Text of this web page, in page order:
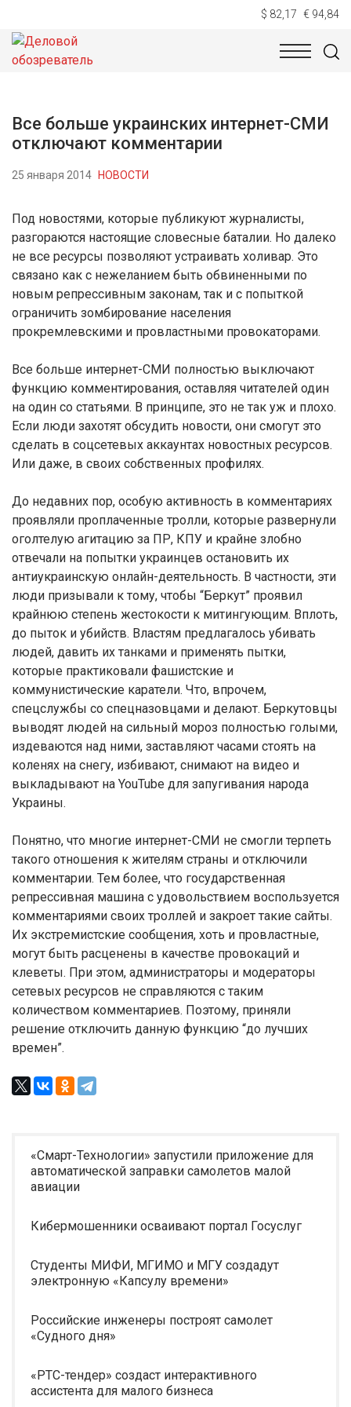
$ 82,17 € 94,84
НОВОСТИ
Все больше украинских интернет-СМИ
отключают комментарии
25 января 2014 НОВОСТИ
Под новостями, которые публикуют журналисты,
разгораются настоящие словесные баталии. Но далеко
не все ресурсы позволяют устраивать холивар. Это
связано как с нежеланием быть обвиненными по
новым репрессивным законам, так и с попыткой
ограничить зомбирование населения
прокремлевскими и провластными провокаторами.
Все больше интернет-СМИ полностью выключают
функцию комментирования, оставляя читателей один
на один со статьями. В принципе, это не так уж и плохо.
Если люди захотят обсудить новости, они смогут это
сделать в соцсетевых аккаунтах новостных ресурсов.
Или даже, в своих собственных профилях.
До недавних пор, особую активность в комментариях
проявляли проплаченные тролли, которые развернули
оголтелую агитацию за ПР, КПУ и крайне злобно
отвечали на попытки украинцев остановить их
антиукраинскую онлайн-деятельность. В частности, эти
люди призывали к тому, чтобы “Беркут” проявил
крайнюю степень жестокости к митингующим. Вплоть,
до пыток и убийств. Властям предлагалось убивать
людей, давить их танками и применять пытки,
которые практиковали фашистские и
коммунистические каратели. Что, впрочем,
спецслужбы со спецназовцами и делают. Беркутовцы
выводят людей на сильный мороз полностью голыми,
издеваются над ними, заставляют часами стоять на
коленях на снегу, избивают, снимают на видео и
выкладывают на YouTube для запугивания народа
Украины.
Понятно, что многие интернет-СМИ не смогли терпеть
такого отношения к жителям страны и отключили
комментарии. Тем более, что государственная
репрессивная машина с удовольствием воспользуется
комментариями своих троллей и закроет такие сайты.
Их экстремистские сообщения, хоть и провластные,
могут быть расценены в качестве провокаций и
клеветы. При этом, администраторы и модераторы
сетевых ресурсов не справляются с таким
количеством комментариев. Поэтому, приняли
решение отключить данную функцию “до лучших
времен”.
«Смарт-Технологии» запустили приложение для
автоматической заправки самолетов малой
авиации
Кибермошенники осваивают портал Госуслуг
Студенты МИФИ, МГИМО и МГУ создадут
электронную «Капсулу времени»
Российские инженеры построят самолет
«Судного дня»
«РТС-тендер» создаст интерактивного
ассистента для малого бизнеса